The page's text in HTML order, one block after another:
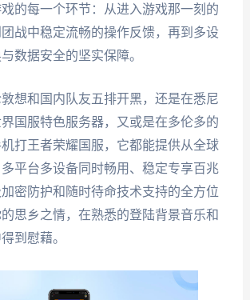
的每一个环节：从进入游戏那一刻的
战中稳定流畅的操作反馈，再到多设
数据安全的坚实保障。
想和国内队友五排开黑，还是在悉尼
国服特色服务器，又或是在多伦多的
打王者荣耀国服，它都能提供从全球
平台多设备同时畅用、稳定专享百兆
密防护和随时待命技术支持的全方位
思乡之情，在熟悉的登陆背景音乐和
到慰藉。